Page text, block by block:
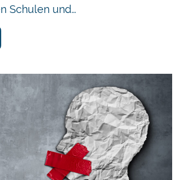
Schulen und…